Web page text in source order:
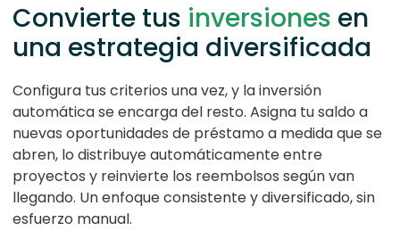
Convierte tus inversiones en
una estrategia diversificada
Configura tus criterios una vez, y la inversión
automática se encarga del resto. Asigna tu saldo a
nuevas oportunidades de préstamo a medida que se
abren, lo distribuye automáticamente entre
proyectos y reinvierte los reembolsos según van
llegando. Un enfoque consistente y diversificado, sin
esfuerzo manual.